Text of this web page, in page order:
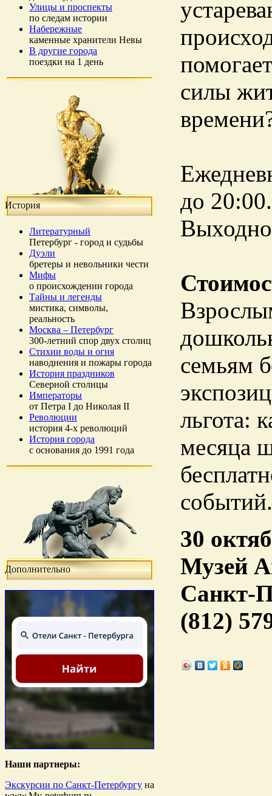
Улицы и проспекты
по следам истории
Набережные
каменные хранители Невы
В другие города
поездки на 1 день
История
Литературный
Петербург - город и судьбы
Дуэли
бретеры и невольники чести
Мифы
о происхождении города
Тайны и легенды
мистика, символы,
реальность
Москва – Петербург
300-летний спор двух столиц
Стихии воды и огня
наводнения и пожары города
История праздников
Северной столицы
Императоры
от Петра I до Николая II
Революции
история 4-х революций
История города
с основания до 1991 года
Дополнительно
Наши партнеры:
Экскурсии по Санкт-Петербургу на
силы
до
семьям
льгота:
месяца
событий.
30
Музей
Санкт-
(812)